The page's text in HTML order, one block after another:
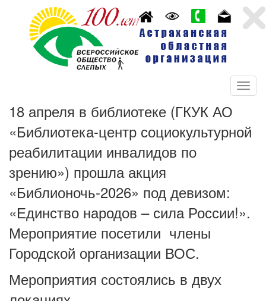
18 апреля в библиотеке (ГКУК АО
«Библиотека-центр социокультурной
реабилитации инвалидов по
зрению») прошла акция
«Библионочь-2026» под девизом:
«Единство народов – сила России!».
Мероприятие посетили члены
Городской организации ВОС.
Мероприятия состоялись в двух